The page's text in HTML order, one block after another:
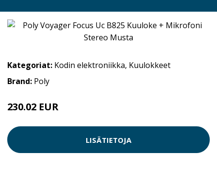
Kategoriat: Kodin elektroniikka, Kuulokkeet
Brand: Poly
230.02 EUR
LISÄTIETOJA